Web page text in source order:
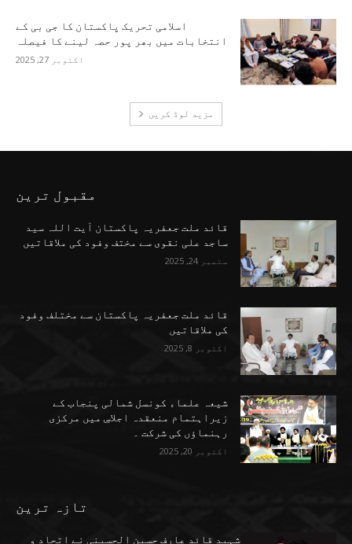
اسلامی تحریک پاکستان کا جی بی کے
انتخابات میں بھر پور حصہ لینے کا فیصلہ
اکتوبر 27, 2025
مزید لوڈ کریں
مقبول ترین
قائد ملت جعفریہ پاکستان آیت اللہ سید
ساجد علی نقوی سے مختف وفود کی ملاقاتیں
ستمبر 24, 2025
قائد ملت جعفریہ پاکستان سے مختلف وفود
کی ملاقاتیں
اکتوبر 8, 2025
شیعہ علماء کونسل شمالی پنجاب کے
زیراہتمام منعقدہ اجلاسِ میں مرکزی
رہنماؤں کی شرکت ۔
اکتوبر 20, 2025
تازہ ترین
شہید قائد عارف حسین الحسینی نے اتحاد و